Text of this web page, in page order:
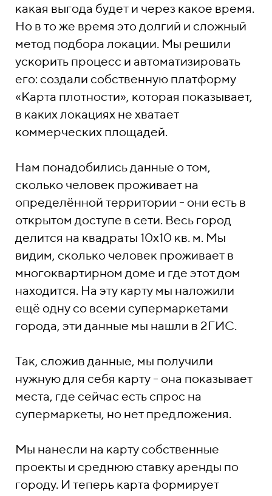
какая выгода будет и через какое время.
Но в то же время это долгий и сложный
метод подбора локации. Мы решили
ускорить процесс и автоматизировать
его: создали собственную платформу
«Карта плотности», которая показывает,
в каких локациях не хватает
коммерческих площадей.
Нам понадобились данные о том,
сколько человек проживает на
определённой территории - они есть в
открытом доступе в сети. Весь город
делится на квадраты 10x10 кв. м. Мы
видим, сколько человек проживает в
многоквартирном доме и где этот дом
находится. На эту карту мы наложили
ещё одну со всеми супермаркетами
города, эти данные мы нашли в 2ГИС.
Так, сложив данные, мы получили
нужную для себя карту - она показывает
места, где сейчас есть спрос на
супермаркеты, но нет предложения.
Мы нанесли на карту собственные
проекты и среднюю ставку аренды по
городу. И теперь карта формирует